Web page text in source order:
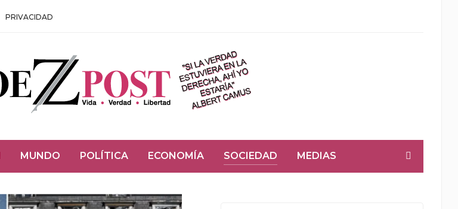
PRIVACIDAD
MUNDO POLÍTICA ECONOMÍA SOCIEDAD MEDIAS